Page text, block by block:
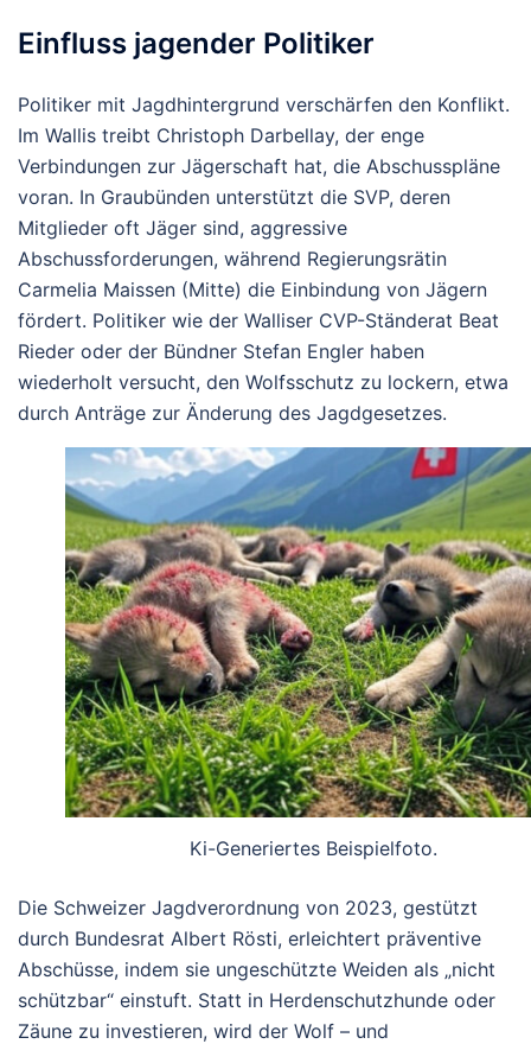
Einfluss jagender Politiker
Politiker mit Jagdhintergrund verschärfen den Konflikt.
Im Wallis treibt Christoph Darbellay, der enge
Verbindungen zur Jägerschaft hat, die Abschusspläne
voran. In Graubünden unterstützt die SVP, deren
Mitglieder oft Jäger sind, aggressive
Abschussforderungen, während Regierungsrätin
Carmelia Maissen (Mitte) die Einbindung von Jägern
fördert. Politiker wie der Walliser CVP-Ständerat Beat
Rieder oder der Bündner Stefan Engler haben
wiederholt versucht, den Wolfsschutz zu lockern, etwa
durch Anträge zur Änderung des Jagdgesetzes.
Ki-Generiertes Beispielfoto.
Die Schweizer Jagdverordnung von 2023, gestützt
durch Bundesrat Albert Rösti, erleichtert präventive
Abschüsse, indem sie ungeschützte Weiden als „nicht
schützbar“ einstuft. Statt in Herdenschutzhunde oder
Zäune zu investieren, wird der Wolf – und